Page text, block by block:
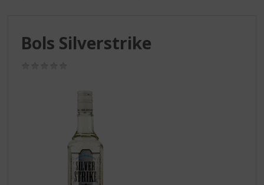
Bols Silverstrike